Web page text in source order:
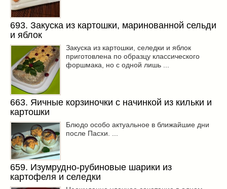
693. Закуска из картошки, маринованной сельди
и яблок
Закуска из картошки, селедки и яблок
приготовлена по образцу классического
форшмака, но с одной лишь ...
663. Яичные корзиночки с начинкой из кильки и
картошки
Блюдо особо актуальное в ближайшие дни
после Пасхи. ...
659. Изумрудно-рубиновые шарики из
картофеля и селедки